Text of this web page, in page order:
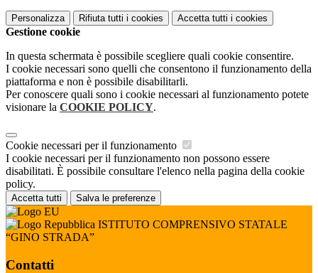
Personalizza Rifiuta tutti i cookies Accetta tutti i cookies
Gestione cookie
In questa schermata è possibile scegliere quali cookie consentire.
I cookie necessari sono quelli che consentono il funzionamento della
piattaforma e non è possibile disabilitarli.
Per conoscere quali sono i cookie necessari al funzionamento potete
visionare la COOKIE POLICY.
Cookie necessari per il funzionamento
I cookie necessari per il funzionamento non possono essere
disabilitati. È possibile consultare l'elenco nella pagina della cookie
policy.
Accetta tutti Salva le preferenze
ISTITUTO COMPRENSIVO STATALE
“GINO STRADA”
Contatti